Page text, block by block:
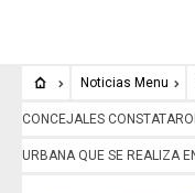
Noticias Menu
CONCEJALES
URBANA QUE SE REALIZA